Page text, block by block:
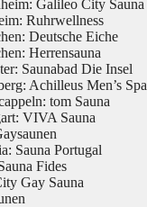
Galileo City Sauna
Ruhrwellness
Deutsche Eiche
Herrensauna
Saunabad Die Insel
Achilleus Men’s Spa
tom Sauna
VIVA Sauna
Sauna Portugal
Fides
Gay Sauna